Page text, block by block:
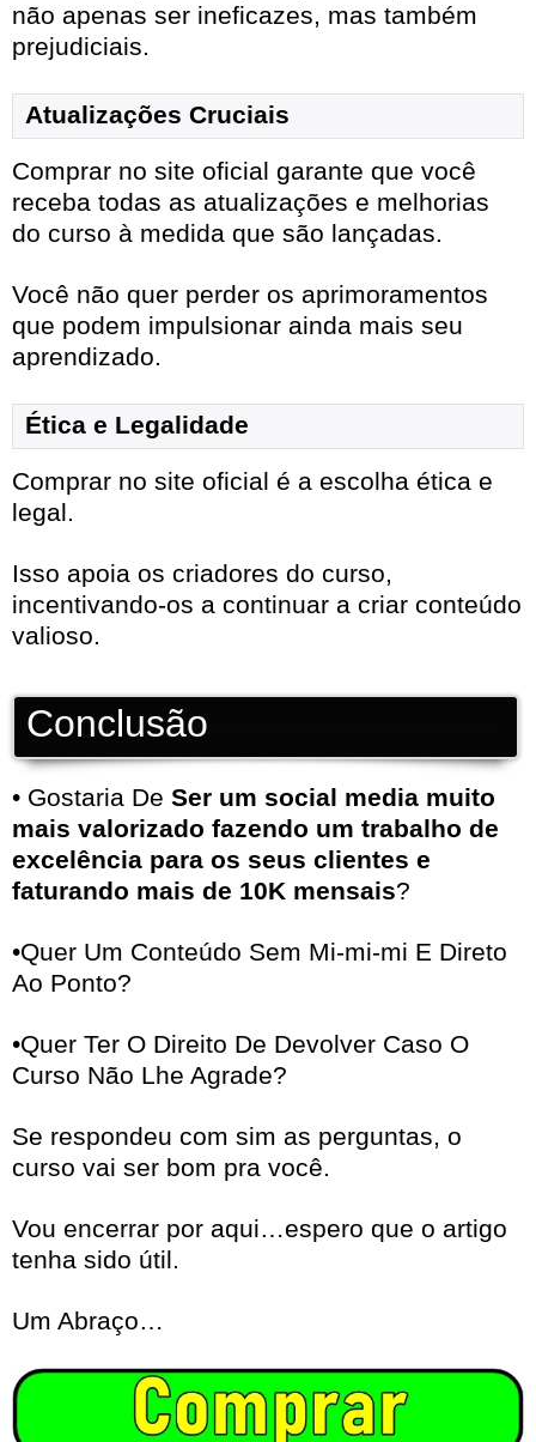
não apenas ser ineficazes, mas também
prejudiciais.
Atualizações Cruciais
Comprar no site oficial garante que você
receba todas as atualizações e melhorias
do curso à medida que são lançadas.
Você não quer perder os aprimoramentos
que podem impulsionar ainda mais seu
aprendizado.
Ética e Legalidade
Comprar no site oficial é a escolha ética e
legal.
Isso apoia os criadores do curso,
incentivando-os a continuar a criar conteúdo
valioso.
Conclusão
• Gostaria De Ser um social media muito
mais valorizado fazendo um trabalho de
excelência para os seus clientes e
faturando mais de 10K mensais?
•Quer Um Conteúdo Sem Mi-mi-mi E Direto
Ao Ponto?
•Quer Ter O Direito De Devolver Caso O
Curso Não Lhe Agrade?
Se respondeu com sim as perguntas, o
curso vai ser bom pra você.
Vou encerrar por aqui…espero que o artigo
tenha sido útil.
Um Abraço…